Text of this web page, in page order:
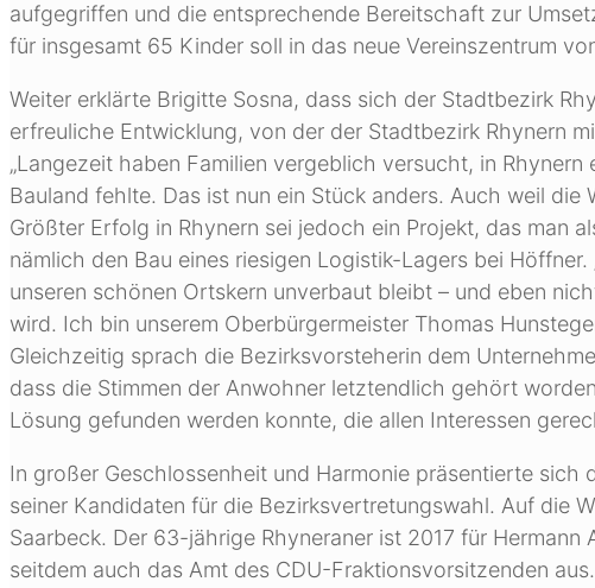
aufgegriffen und die entsprechende Bereitschaft zur
für insgesamt 65 Kinder soll in das neue Vereinszentrum
Weiter erklärte Brigitte Sosna, dass sich der Stadtbezirk
erfreuliche Entwicklung, von der der Stadtbezirk Rhynern
„Langezeit haben Familien vergeblich versucht, in
Bauland fehlte. Das ist nun ein Stück anders. Auch weil
Größter Erfolg in Rhynern sei jedoch ein Projekt, das man
nämlich den Bau eines riesigen Logistik-Lagers bei
unseren schönen Ortskern unverbaut bleibt – und eben
wird. Ich bin unserem Oberbürgermeister Thomas
Gleichzeitig sprach die Bezirksvorsteherin dem
dass die Stimmen der Anwohner letztendlich gehört
Lösung gefunden werden konnte, die allen Interessen
In großer Geschlossenheit und Harmonie präsentierte
seiner Kandidaten für die Bezirksvertretungswahl. Auf die
Saarbeck. Der 63-jährige Rhyneraner ist 2017 für
seitdem auch das Amt des CDU-Fraktionsvorsitzenden